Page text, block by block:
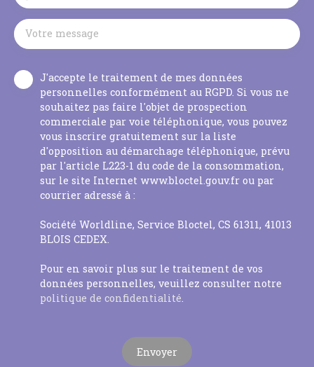
Votre message
J'accepte le traitement de mes données
personnelles conformément au RGPD. Si vous ne
souhaitez pas faire l'objet de prospection
commerciale par voie téléphonique, vous pouvez
vous inscrire gratuitement sur la liste
d'opposition au démarchage téléphonique, prévu
par l'article L223-1 du code de la consommation,
sur le site Internet www.bloctel.gouv.fr ou par
courrier adressé à :
Société Worldline, Service Bloctel, CS 61311, 41013
BLOIS CEDEX.
Pour en savoir plus sur le traitement de vos
données personnelles, veuillez consulter notre
politique de confidentialité.
Envoyer